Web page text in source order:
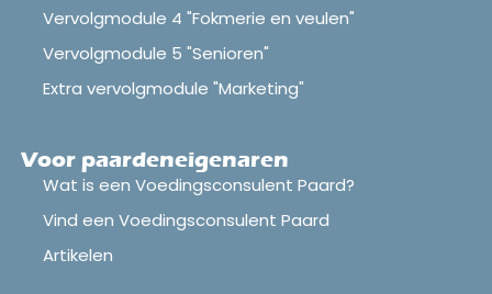
Vervolgmodule 4 "Fokmerie en veulen"
Vervolgmodule 5 "Senioren"
Extra vervolgmodule "Marketing"
Voor paardeneigenaren
Wat is een Voedingsconsulent Paard?
Vind een Voedingsconsulent Paard
Artikelen